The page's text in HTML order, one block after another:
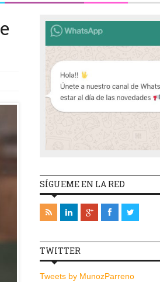
SÍGUEME EN LA RED
TWITTER
Tweets by MunozParreno